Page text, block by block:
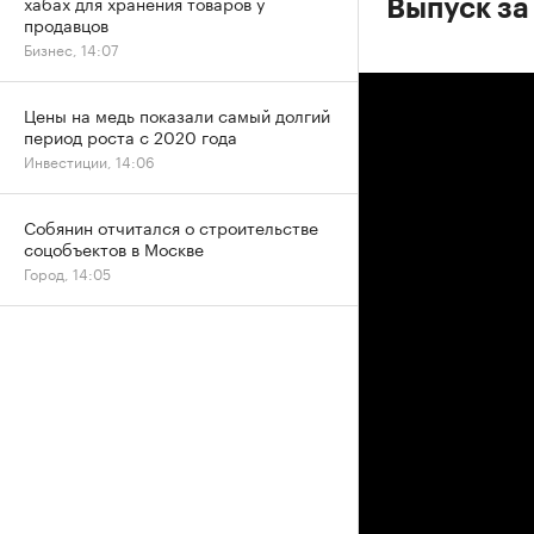
Выпуск
продавцов
Бизнес, 14:07
Цены на медь показали самый долгий
период роста с 2020 года
Инвестиции, 14:06
Собянин отчитался о строительстве
соцобъектов в Москве
Город, 14:05